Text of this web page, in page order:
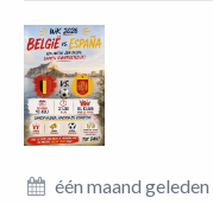
één maand geleden